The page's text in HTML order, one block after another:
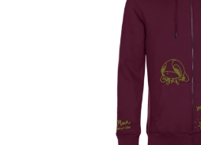
plusieurs
variations.
options
peuvent